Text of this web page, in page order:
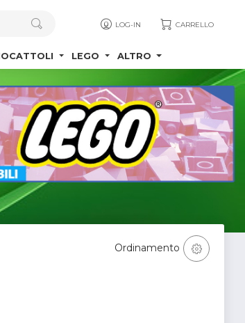
LOG-IN CARRELLO
LEGO ALTRO
Ordinamento